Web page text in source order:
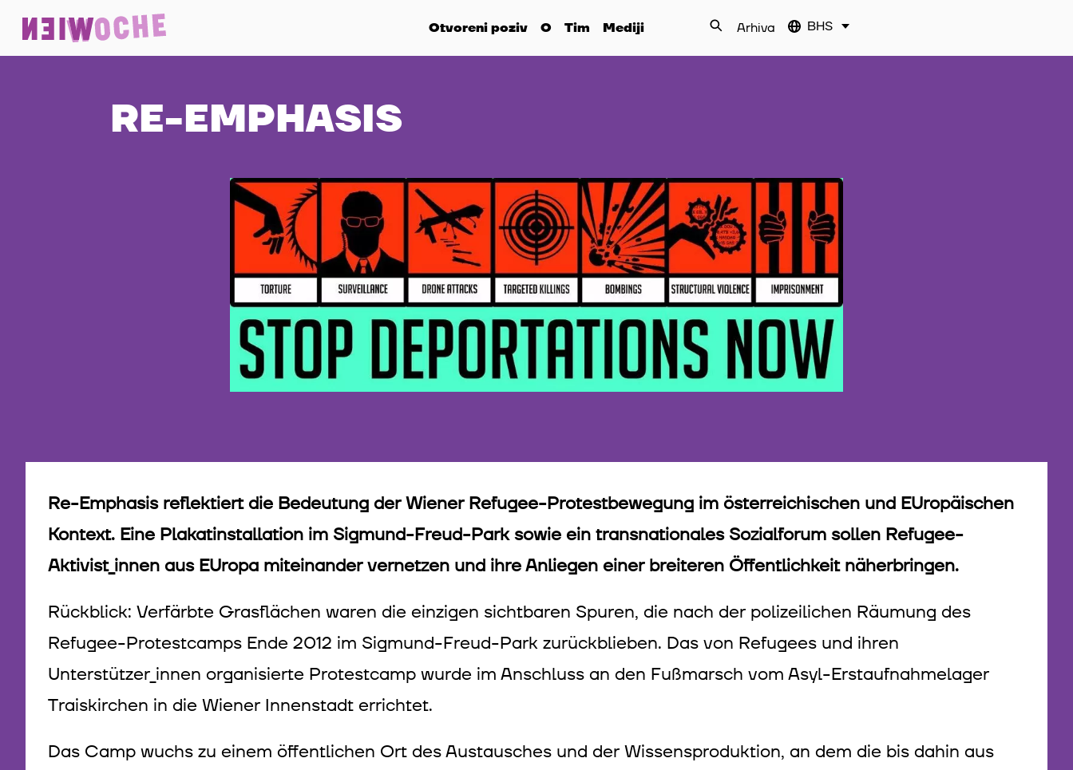
Otvoreni poziv O Tim Mediji Arhiva BHS
RE-EMPHASIS
Re-Emphasis reflektiert die Bedeutung der Wiener Refugee-Protestbewegung im österreichischen und EUropäischen
Kontext. Eine Plakatinstallation im Sigmund-Freud-Park sowie ein transnationales Sozialforum sollen Refugee-
Aktivist_innen aus EUropa miteinander vernetzen und ihre Anliegen einer breiteren Öffentlichkeit näherbringen.
Rückblick: Verfärbte Grasflächen waren die einzigen sichtbaren Spuren, die nach der polizeilichen Räumung des
Refugee-Protestcamps Ende 2012 im Sigmund-Freud-Park zurückblieben. Das von Refugees und ihren
Unterstützer_innen organisierte Protestcamp wurde im Anschluss an den Fußmarsch vom Asyl-Erstaufnahmelager
Traiskirchen in die Wiener Innenstadt errichtet.
Das Camp wuchs zu einem öffentlichen Ort des Austausches und der Wissensproduktion, an dem die bis dahin aus